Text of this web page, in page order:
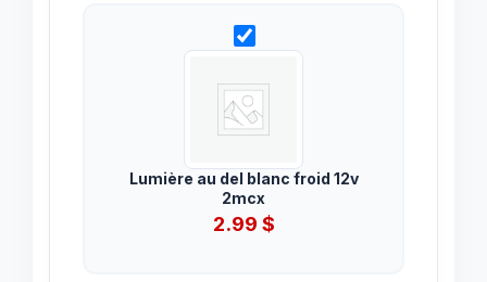
Lumière au del blanc froid 12v
2mcx
2.99 $